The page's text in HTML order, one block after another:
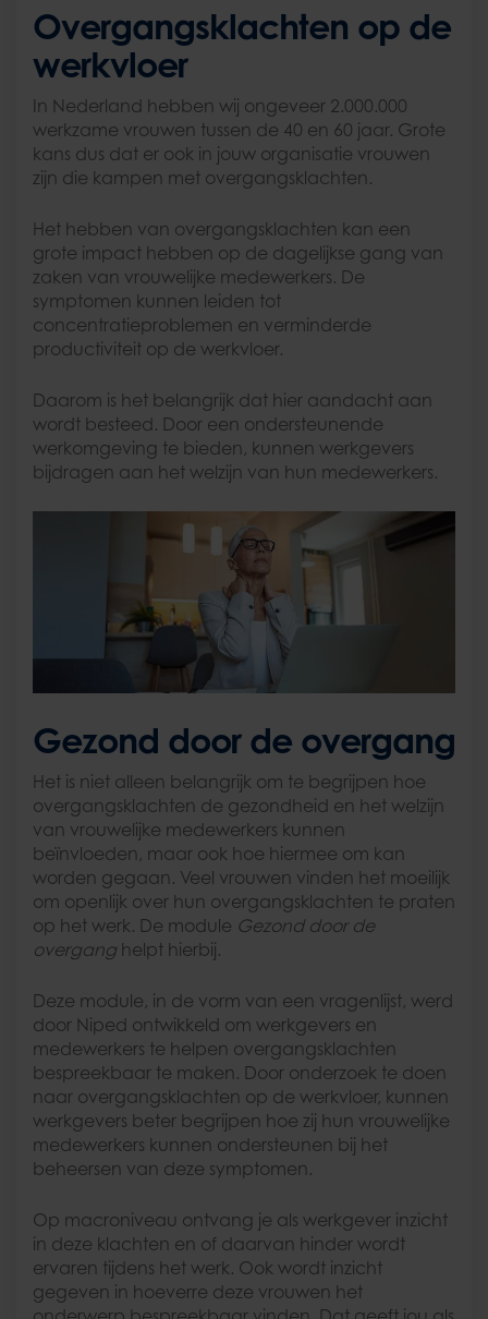
Overgangsklachten op de
werkvloer
In Nederland hebben wij ongeveer 2.000.000
werkzame vrouwen tussen de 40 en 60 jaar. Grote
kans dus dat er ook in jouw organisatie vrouwen
zijn die kampen met overgangsklachten.
Het hebben van overgangsklachten kan een
grote impact hebben op de dagelijkse gang van
zaken van vrouwelijke medewerkers. De
symptomen kunnen leiden tot
concentratieproblemen en verminderde
productiviteit op de werkvloer.
Daarom is het belangrijk dat hier aandacht aan
wordt besteed. Door een ondersteunende
werkomgeving te bieden, kunnen werkgevers
bijdragen aan het welzijn van hun medewerkers.
Gezond door de overgang
Het is niet alleen belangrijk om te begrijpen hoe
overgangsklachten de gezondheid en het welzijn
van vrouwelijke medewerkers kunnen
beïnvloeden, maar ook hoe hiermee om kan
worden gegaan. Veel vrouwen vinden het moeilijk
om openlijk over hun overgangsklachten te praten
op het werk. De module Gezond door de
overganghelpt hierbij.
Deze module, in de vorm van een vragenlijst, werd
door Niped ontwikkeld om werkgevers en
medewerkers te helpen overgangsklachten
bespreekbaar te maken. Door onderzoek te doen
naar overgangsklachten op de werkvloer, kunnen
werkgevers beter begrijpen hoe zij hun vrouwelijke
medewerkers kunnen ondersteunen bij het
beheersen van deze symptomen.
Op macroniveau ontvang je als werkgever inzicht
in deze klachten en of daarvan hinder wordt
ervaren tijdens het werk. Ook wordt inzicht
gegeven in hoeverre deze vrouwen het